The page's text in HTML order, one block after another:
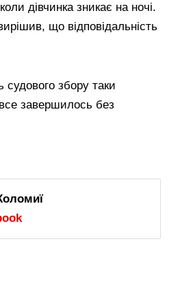
дівчинка зникає на ночі.
що відповідальність
збору таки
завершилось без